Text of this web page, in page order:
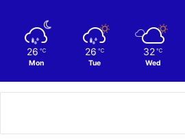
26 ℃
Mon
26 ℃
Tue
32 ℃
Wed